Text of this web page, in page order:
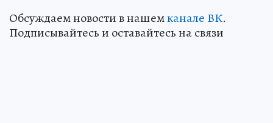
Обсуждаем новости в нашемканале ВК.
Подписывайтесь и оставайтесь на связи